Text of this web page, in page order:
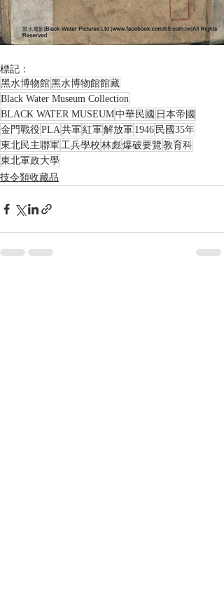
標記：
黑水博物館黑水博物館館藏
Black Water Museum Collection
BLACK WATER MUSEUM中華民國 日本帝國
金門戰役PLA共軍紅軍解放軍 1946 民國35年
東北民主聯軍工兵學校 林彪爆破要覽 教育科
東北軍政大學
技令類收藏品